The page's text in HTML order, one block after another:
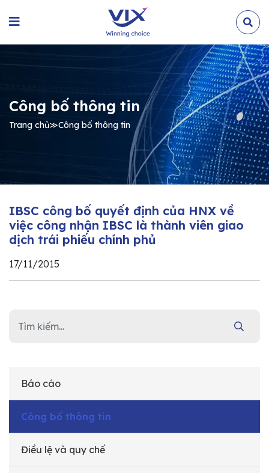
Công bố thông tin
Trang chủ≫Công bố thông tin
Báo cáo
Công bố thông tin
Điều lệ và quy chế
IBSC công bố quyết định của HNX về
việc công nhận IBSC là thành viên giao
dịch trái phiếu chính phủ
17/11/2015